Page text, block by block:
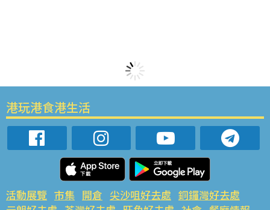
港玩港食港生活
活動展覽 市集 開倉 尖沙咀好去處 銅鑼灣好去處